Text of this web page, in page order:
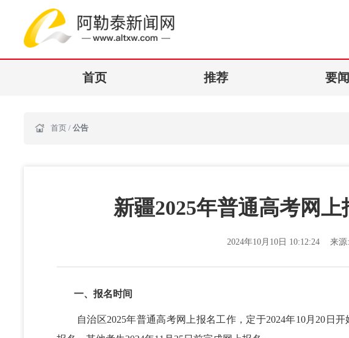
首页 推荐 要闻
首页 / 公告
新疆2025年普通高考网
2024年10月10日 10:12:24 来源:
一、报名时间
自治区2025年普通高考网上报名工作，定于2024年10月20日开